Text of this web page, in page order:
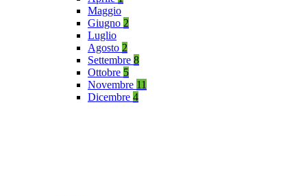
Maggio
Giugno 2
Luglio
Agosto 2
Settembre 8
Ottobre 5
Novembre 11
Dicembre 4